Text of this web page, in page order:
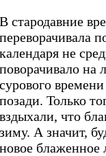
В стародавние
переворачивала
календаря не
поворачивало на
сурового
позади. Только
вздыхали, что
зиму. А значит,
новое блаженное